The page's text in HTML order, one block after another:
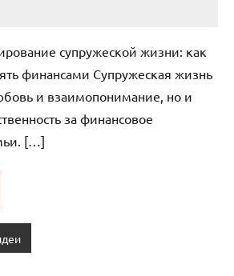
супружеской жизни: как
финансами Супружеская жизнь
и взаимопонимание, но и
за финансовое
[…]